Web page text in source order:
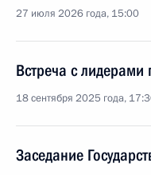
27 июля 2026 года, 15:00
Встреча с лидерами
18 сентября 2025 года,
Заседание